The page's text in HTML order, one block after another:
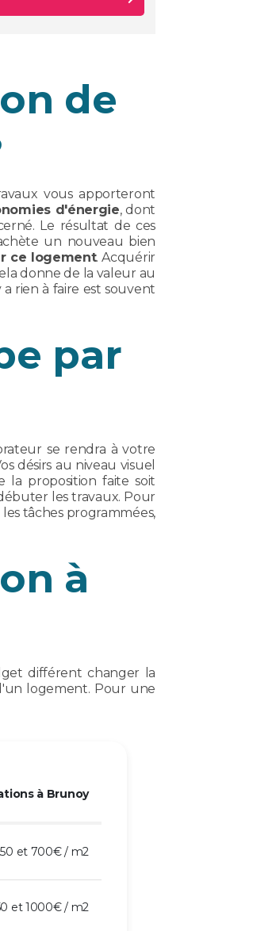
de
vous apporteront
d'énergie, dont
Le résultat de ces
un nouveau bien
ce logement. Acquérir
donne de la valeur au
rien à faire est souvent
par
se rendra à votre
désirs au niveau visuel
la proposition faite soit
les travaux. Pour
tâches programmées,
à
différent changer la
logement. Pour une
à Brunoy
et 700€ / m2
et 1000€ / m2